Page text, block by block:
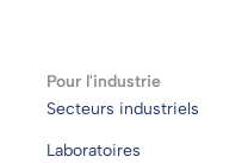
Pour l'industrie
Secteurs industriels
Laboratoires